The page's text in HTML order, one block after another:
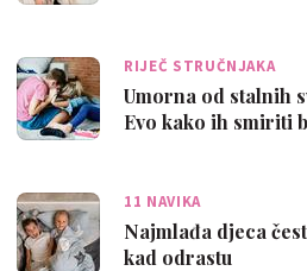
RIJEČ STRUČNJAKA
Umorna od stalnih
Evo kako ih smiriti
11 NAVIKA
Najmlađa djeca
kad odrastu